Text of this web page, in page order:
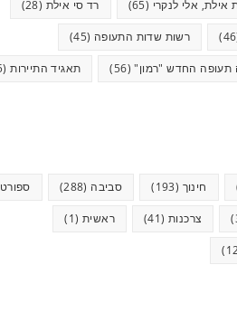
אילת, אלי לנקרי (65) רד סי אילת (28)
רשות שדות התעופה (45)
תעופה החדש "רמון"(56) תאגיד התיירות(35)
חינוך (193) סביבה (288) ספורט
צרכנות(41) ראשית (1)